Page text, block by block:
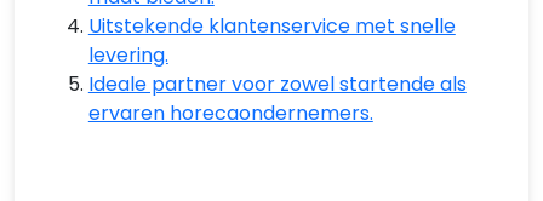
Uitstekende klantenservice met snelle
levering.
Ideale partner voor zowel startende als
ervaren horecaondernemers.